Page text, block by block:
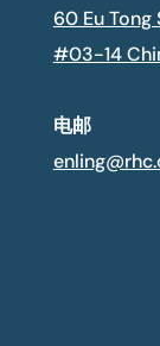
60 Eu Tong
#03-14
电邮